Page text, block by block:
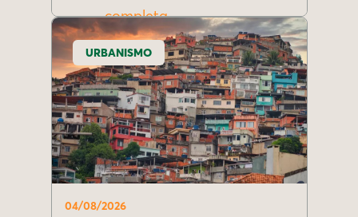
completa
URBANISMO
04/08/2026